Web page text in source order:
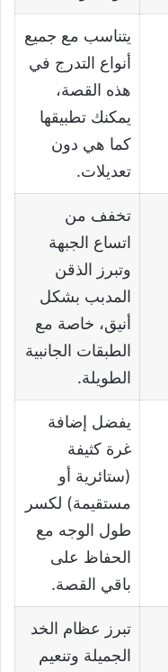
يتناسب مع جميع
أنواع التدرج في
هذه القصة،
يمكنك تطبيقها
كما هي دون
تعديلات.
تخفف من
اتساع الجبهة
وتبرز الذقن
المدبب بشكل
أنيق، خاصة مع
الطبقات الجانبية
الطويلة.
يفضل إضافة
غرة كثيفة
(ستائرية أو
مستقيمة) لكسر
طول الوجه مع
الحفاظ على
باقي القصة.
تبرز عظام الخد
الجميلة وتنعيم